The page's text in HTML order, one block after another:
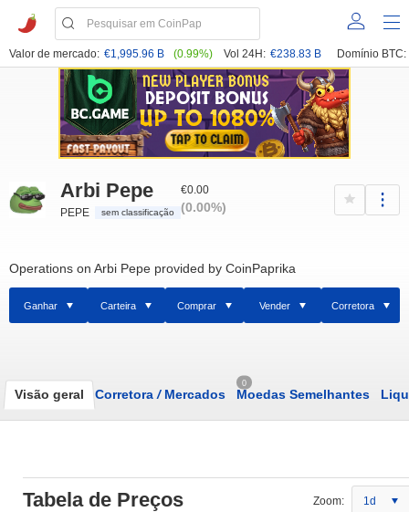
Valor de mercado: €1,995.96 B (0.99%) Vol 24H: €238.83 B Domínio BTC:
Arbi Pepe
PEPE sem classificação
€0.00
(0.00%)
Operations on Arbi Pepe provided by CoinPaprika
Ganhar Carteira Comprar Vender Corretora
Visão geral Corretora /Mercados
0
Moedas Semelhantes
Tabela de Preços Zoom: 1d